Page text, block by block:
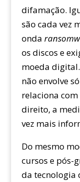
difamação.
são cada vez
onda
os discos e
moeda
não envolve
relaciona
direito, a
vez mais
Do mesmo
cursos e pós-
da tecnologia